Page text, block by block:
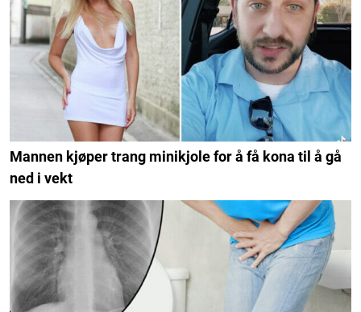
Mannen kjøper trang minikjole for å få kona til å gå
ned i vekt